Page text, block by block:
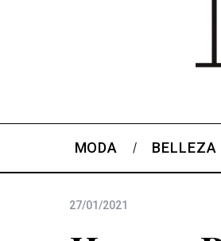
MODA BELLEZA
27/01/2021